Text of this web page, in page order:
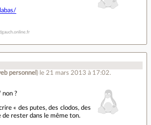
personnel ) le 21 mars 2013 à 17:02.
?
« des putes, des clodos, des
de rester dans le même ton.